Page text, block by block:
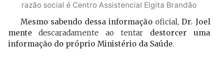
razão social é Centro Assistencial Elgita Brandão
Mesmo sabendo dessa informação oficial,Dr. Joel
mente descaradamente ao tentar destorcer uma
informação do próprio Ministério da Saúde.